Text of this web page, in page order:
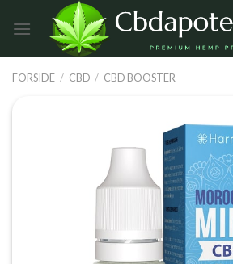
FORSIDE / CBD / CBD BOOSTER